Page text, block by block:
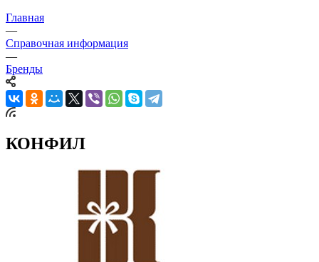
Главная
—
Справочная информация
—
Бренды
КОНФИЛ